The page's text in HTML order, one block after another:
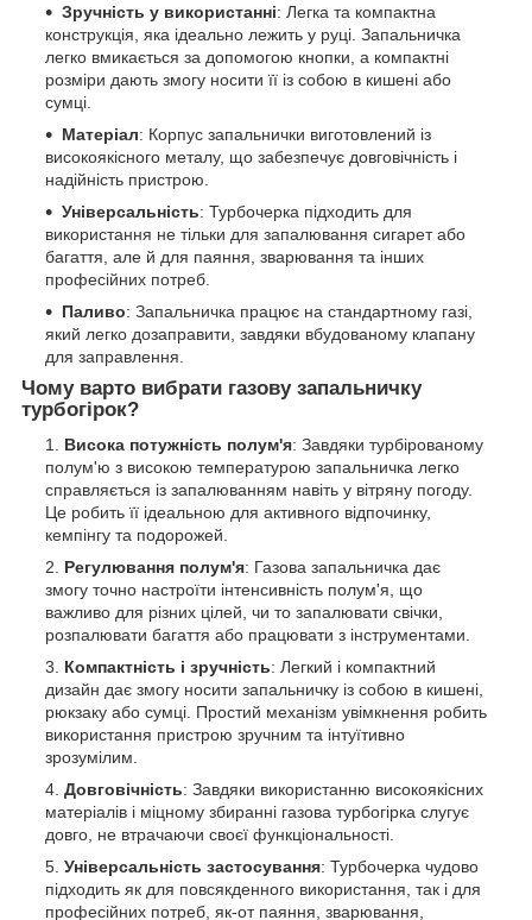
Зручність у використанні: Легка та компактна
конструкція, яка ідеально лежить у руці. Запальничка
легко вмикається за допомогою кнопки, а компактні
розміри дають змогу носити її із собою в кишені або
сумці.
Матеріал: Корпус запальнички виготовлений із
високоякісного металу, що забезпечує довговічність і
надійність пристрою.
Універсальність: Турбочерка підходить для
використання не тільки для запалювання сигарет або
багаття, але й для паяння, зварювання та інших
професійних потреб.
Паливо: Запальничка працює на стандартному газі,
який легко дозаправити, завдяки вбудованому клапану
для заправлення.
Чому варто вибрати газову запальничку
турбогірок?
Висока потужність полум'я: Завдяки турбірованому
полум'ю з високою температурою запальничка легко
справляється із запалюванням навіть у вітряну погоду.
Це робить її ідеальною для активного відпочинку,
кемпінгу та подорожей.
Регулювання полум'я: Газова запальничка дає
змогу точно настроїти інтенсивність полум'я, що
важливо для різних цілей, чи то запалювати свічки,
розпалювати багаття або працювати з інструментами.
Компактність і зручність: Легкий і компактний
дизайн дає змогу носити запальничку із собою в кишені,
рюкзаку або сумці. Простий механізм увімкнення робить
використання пристрою зручним та інтуїтивно
зрозумілим.
Довговічність: Завдяки використанню високоякісних
матеріалів і міцному збиранні газова турбогірка слугує
довго, не втрачаючи своєї функціональності.
Універсальність застосування: Турбочерка чудово
підходить як для повсякденного використання, так і для
професійних потреб, як-от паяння, зварювання,